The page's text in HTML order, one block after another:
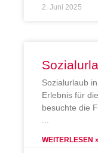
2. Juni 2025
Sozialurlaub
Erlebnis für
besuchte die
WEITERLESEN »